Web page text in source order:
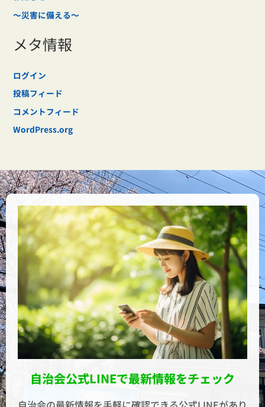
～災害に備える～
メタ情報
ログイン
投稿フィード
コメントフィード
WordPress.org
自治会公式LINEで最新情報をチェック